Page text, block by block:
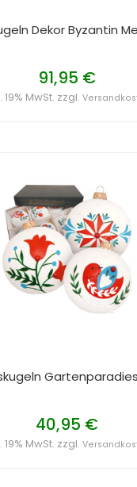
Dekor Byzantin
91,95 €
19% MwSt. zzgl.
40,95 €
19% MwSt. zzgl.